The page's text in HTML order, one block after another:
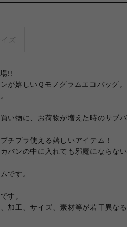
ズ
!!
が嬉しいＱモノグラムエコバッグ。
い物に、お荷物が増えた時のサブ
チプラ使える嬉しいアイテム！
バンの中に入れても邪魔にならな
です。
す。
加工、サイズ、素材等が若干異な